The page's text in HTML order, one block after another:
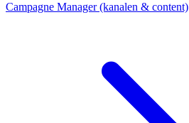
Campagne Manager (kanalen & content)